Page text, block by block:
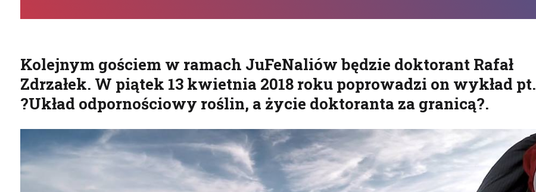
Kolejnym gościem w ramach JuFeNaliów będzie doktorant Rafał
Zdrzałek. W piątek 13 kwietnia 2018 roku poprowadzi on wykład pt.
?Układ odpornościowy roślin, a życie doktoranta za granicą?.